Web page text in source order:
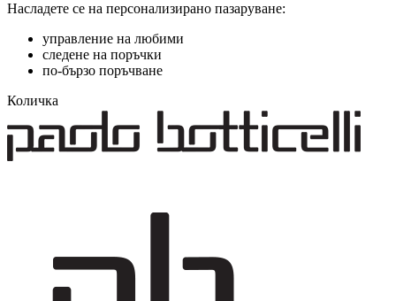
Насладете се на персонализирано пазаруване:
управление на любими
следене на поръчки
по-бързо поръчване
Количка